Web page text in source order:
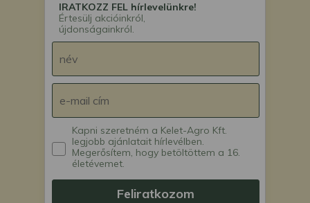
IRATKOZZ FEL hírlevelünkre!
Értesülj akcióinkról,
újdonságainkról.
Kapni szeretném a Kelet-Agro Kft.
legjobb ajánlatait hírlevélben.
Megerősítem, hogy betöltöttem a 16.
életévemet.
Feliratkozom